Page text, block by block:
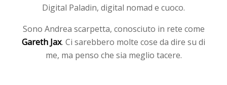
Digital Paladin, digital nomad e cuoco.
Sono Andrea scarpetta, conosciuto in rete come
Gareth Jax. Ci sarebbero molte cose da dire su di
me, ma penso che sia meglio tacere.